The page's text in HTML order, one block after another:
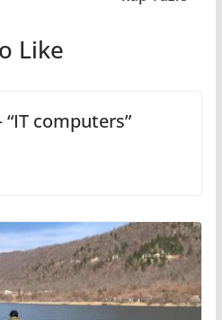
Like
computers”